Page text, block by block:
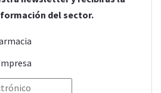
del sector.